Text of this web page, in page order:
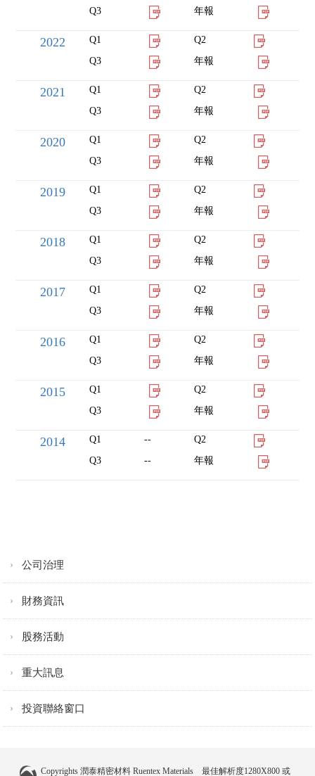
Q3
年報
2022 Q1
Q2
Q3
年報
2021 Q1
Q2
Q3
年報
2020 Q1
Q2
Q3
年報
2019 Q1
Q2
Q3
年報
2018 Q1
Q2
Q3
年報
2017 Q1
Q2
Q3
年報
2016 Q1
Q2
Q3
年報
2015 Q1
Q2
Q3
年報
2014 Q1 --
Q2
Q3
-- 年報
公司治理
財務資訊
股務活動
重大訊息
投資聯絡窗口
Copyrights 潤泰精密材料 Ruentex Materials 最佳解析度1280X800 或